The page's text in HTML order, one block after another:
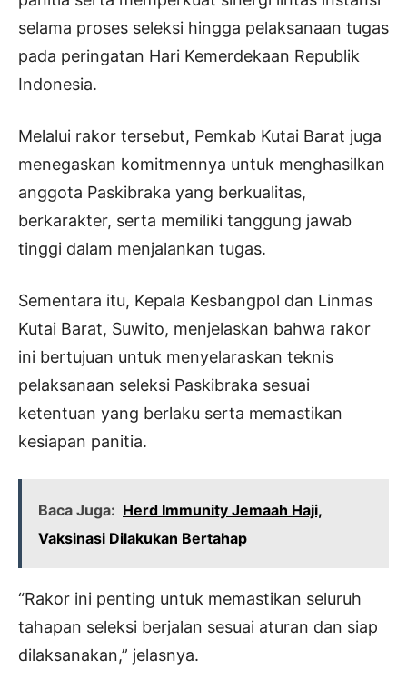
selama proses seleksi hingga pelaksanaan tugas
pada peringatan Hari Kemerdekaan Republik
Indonesia.
Melalui rakor tersebut, Pemkab Kutai Barat juga
menegaskan komitmennya untuk menghasilkan
anggota Paskibraka yang berkualitas,
berkarakter, serta memiliki tanggung jawab
tinggi dalam menjalankan tugas.
Sementara itu, Kepala Kesbangpol dan Linmas
Kutai Barat, Suwito, menjelaskan bahwa rakor
ini bertujuan untuk menyelaraskan teknis
pelaksanaan seleksi Paskibraka sesuai
ketentuan yang berlaku serta memastikan
kesiapan panitia.
Baca Juga: Herd Immunity Jemaah Haji,
Vaksinasi Dilakukan Bertahap
“Rakor ini penting untuk memastikan seluruh
tahapan seleksi berjalan sesuai aturan dan siap
dilaksanakan,” jelasnya.